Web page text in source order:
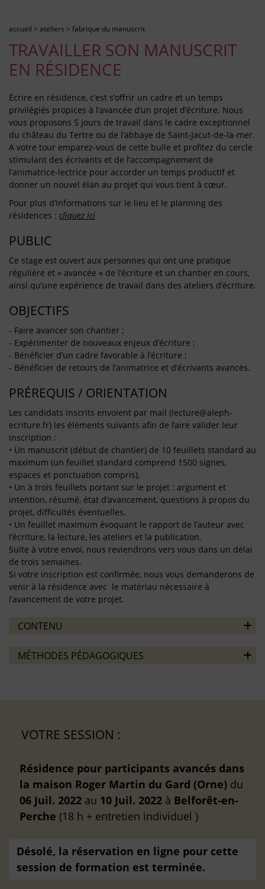
accueil > ateliers > fabrique du manuscrit
TRAVAILLER SON MANUSCRIT
EN RÉSIDENCE
Écrire en résidence, c’est s’offrir un cadre et un temps
privilégiés propices à l’avancée d’un projet d’écriture. Nous
vous proposons 5 jours de travail dans le cadre exceptionnel
du château du Tertre ou de l’abbaye de Saint-Jacut-de-la-mer.
A votre tour emparez-vous de cette bulle et profitez du cercle
stimulant des écrivants et de l’accompagnement de
l’animatrice-lectrice pour accorder un temps productif et
donner un nouvel élan au projet qui vous tient à cœur.
Pour plus d’informations sur le lieu et le planning des
résidences : cliquez ici
PUBLIC
Ce stage est ouvert aux personnes qui ont une pratique
régulière et « avancée » de l’écriture et un chantier en cours,
ainsi qu’une expérience de travail dans des ateliers d’écriture.
OBJECTIFS
- Faire avancer son chantier ;
- Expérimenter de nouveaux enjeux d’écriture ;
- Bénéficier d’un cadre favorable à l’écriture ;
- Bénéficier de retours de l’animatrice et d’écrivants avancés.
PRÉREQUIS / ORIENTATION
Les candidats inscrits envoient par mail (lecture@aleph-
ecriture.fr) les éléments suivants afin de faire valider leur
inscription :
• Un manuscrit (début de chantier) de 10 feuillets standard au
maximum (un feuillet standard comprend 1500 signes,
espaces et ponctuation compris),
• Un à trois feuillets portant sur le projet : argument et
intention, résumé, état d’avancement, questions à propos du
projet, difficultés éventuelles.
• Un feuillet maximum évoquant le rapport de l’auteur avec
l’écriture, la lecture, les ateliers et la publication.
Suite à votre envoi, nous reviendrons vers vous dans un délai
de trois semaines.
Si votre inscription est confirmée, nous vous demanderons de
venir à la résidence avec le matériau nécessaire à
l’avancement de votre projet.
CONTENU
MÉTHODES PÉDAGOGIQUES
VOTRE SESSION :
Résidence pour participants avancés dans
la maison Roger Martin du Gard (Orne) du
06 Juil. 2022 au 10 Juil. 2022 à Belforêt-en-
Perche (18 h + entretien individuel )
Désolé, la réservation en ligne pour cette
session de formation est terminée.